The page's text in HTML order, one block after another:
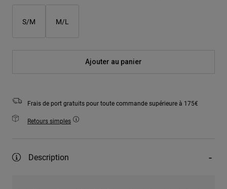
S/M M/L
Ajouter au panier
Frais de port gratuits pour toute commande supérieure à 175€
Retours simples
Description